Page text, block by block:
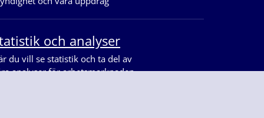
och analyser
du vill se statistik och ta del av
analyser för arbetsmarknaden